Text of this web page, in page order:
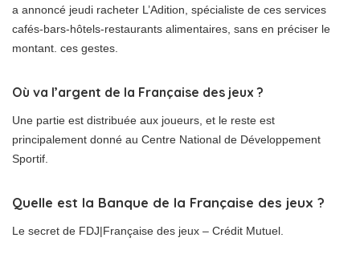
a annoncé jeudi racheter L’Adition, spécialiste de ces services
cafés-bars-hôtels-restaurants alimentaires, sans en préciser le
montant. ces gestes.
Où va l’argent de la Française des jeux ?
Une partie est distribuée aux joueurs, et le reste est
principalement donné au Centre National de Développement
Sportif.
Quelle est la Banque de la Française des jeux ?
Le secret de FDJ|Française des jeux – Crédit Mutuel.